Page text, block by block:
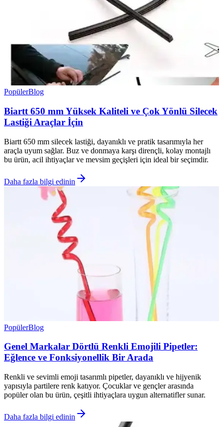
PopülerBlog
Biartt 650 mm Yüksek Kaliteli ve Çok Yönlü Silecek
Lastiği Araçlar İçin
Biartt 650 mm silecek lastiği, dayanıklı ve pratik tasarımıyla her
araçla uyum sağlar. Buz ve donmaya karşı dirençli, kolay montajlı
bu ürün, acil ihtiyaçlar ve mevsim geçişleri için ideal bir seçimdir.
Daha fazla bilgi edinin
PopülerBlog
Genel Markalar Dörtlü Renkli Emojili Pipetler:
Eğlence ve Fonksiyonellik Bir Arada
Renkli ve sevimli emoji tasarımlı pipetler, dayanıklı ve hijyenik
yapısıyla partilere renk katıyor. Çocuklar ve gençler arasında
popüler olan bu ürün, çeşitli ihtiyaçlara uygun alternatifler sunar.
Daha fazla bilgi edinin